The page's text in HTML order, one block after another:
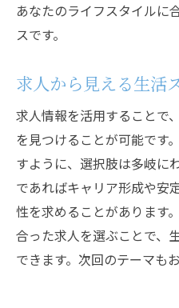
あなたのライフスタイルに
スです。
求人から見える生活
求人情報を活用することで
を見つけることが可能です
すように、選択肢は多岐に
であればキャリア形成や安
性を求めることがあります
合った求人を選ぶことで、
できます。次回のテーマも